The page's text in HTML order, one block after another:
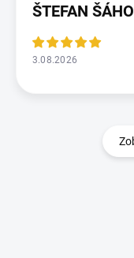
ŠTEFAN ŠÁHO
3.08.2026